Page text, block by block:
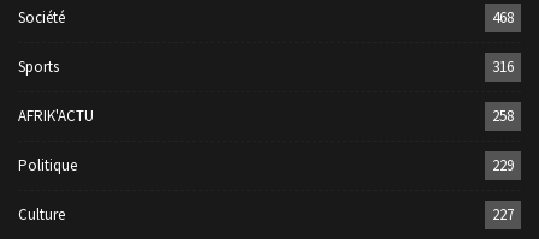
Société 468
Sports 316
AFRIK'ACTU 258
Politique 229
Culture 227